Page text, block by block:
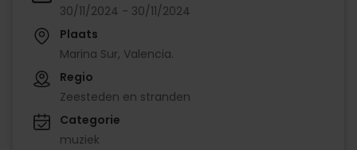
30/11/2024 - 30/11/2024
Plaats
Marina Sur, Valencia.
Regio
Zeesteden en stranden
Categorie
muziek